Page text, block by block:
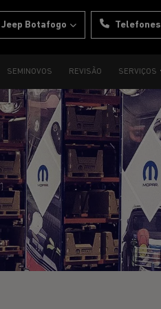
Jeep Botafogo Telefones
SEMINOVOS REVISÃO SERVIÇOS